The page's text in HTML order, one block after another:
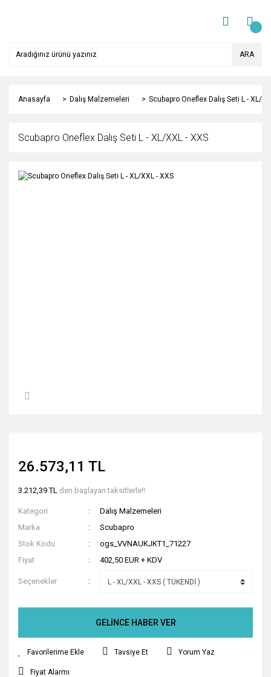
ARA
Anasayfa Dalış Malzemeleri Scubapro Oneflex Dalış Seti L - XL/
Scubapro Oneflex Dalış Seti L - XL/XXL - XXS
26.573,11 TL
3.212,39 TL den başlayan taksitlerle!!
Kategori
Dalış Malzemeleri
Marka
Scubapro
Stok Kodu
ogs_VVNAUKJKT1_71227
Fiyat
402,50 EUR + KDV
Seçenekler
GELİNCE HABER VER
Tavsiye Et Yorum Yaz
Fiyat Alarmı